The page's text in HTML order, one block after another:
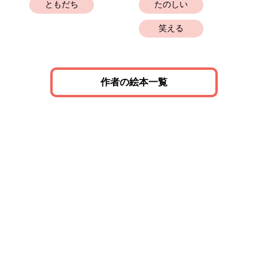
ともだち たのしい
笑える
作者の絵本一覧